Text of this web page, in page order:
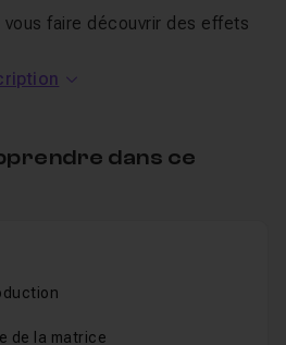
faire découvrir des effets
effets dans toutes leurs
voir ma
suivre l'intégralité de ce
dans ses techniques.
dans ce
de la matrice